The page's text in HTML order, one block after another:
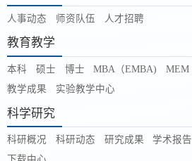
人事动态 师资队伍 人才招聘
教育教学
本科 硕士 博士 MBA（EMBA) MEM
教学成果
实验教学中心
科学研究
科研概况 科研动态 研究成果 学术报告